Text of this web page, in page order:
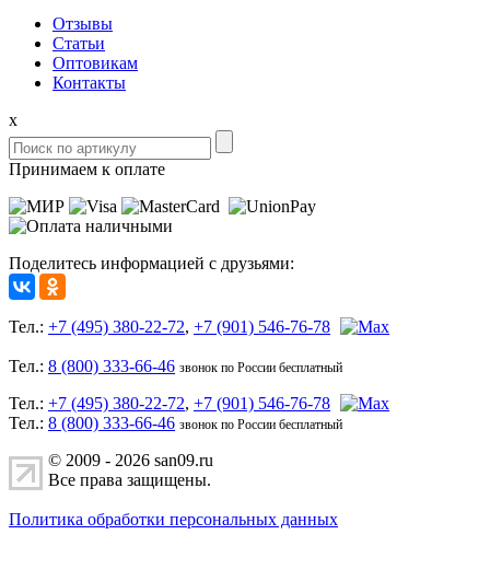
Отзывы
Статьи
Оптовикам
Контакты
x
Принимаем к оплате
Поделитесь информацией с друзьями:
Тел.: +7 (495) 380-22-72, +7 (901) 546-76-78
Тел.: 8 (800) 333-66-46 звонок по России бесплатный
Тел.: +7 (495) 380-22-72, +7 (901) 546-76-78
Тел.: 8 (800) 333-66-46 звонок по России бесплатный
© 2009 - 2026 san09.ru
Все права защищены.
Политика обработки персональных данных